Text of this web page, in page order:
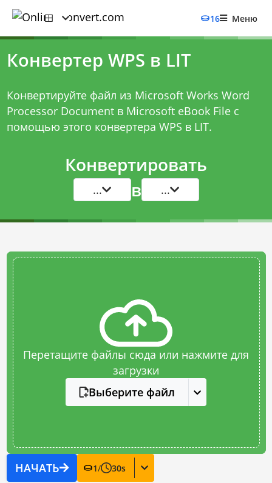
16 Меню
Конвертер WPS в LIT
Конвертируйте файл из Microsoft Works Word
Processor Document в Microsoft eBook File с
помощью этого конвертера WPS в LIT.
Конвертировать
... в ...
Перетащите файлы сюда или нажмите для
загрузки
Выберите файл
НАЧАТЬ 1/ 30s